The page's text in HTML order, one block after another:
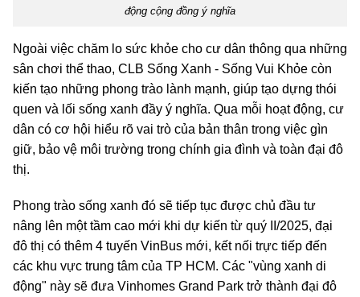
động cộng đồng ý nghĩa
Ngoài việc chăm lo sức khỏe cho cư dân thông qua những
sân chơi thể thao, CLB Sống Xanh - Sống Vui Khỏe còn
kiến tạo những phong trào lành mạnh, giúp tạo dựng thói
quen và lối sống xanh đầy ý nghĩa. Qua mỗi hoạt động, cư
dân có cơ hội hiểu rõ vai trò của bản thân trong việc gìn
giữ, bảo vệ môi trường trong chính gia đình và toàn đại đô
thị.
Phong trào sống xanh đó sẽ tiếp tục được chủ đầu tư
nâng lên một tầm cao mới khi dự kiến từ quý II/2025, đại
đô thị có thêm 4 tuyến VinBus mới, kết nối trực tiếp đến
các khu vực trung tâm của TP HCM. Các "vùng xanh di
động" này sẽ đưa Vinhomes Grand Park trở thành đại đô